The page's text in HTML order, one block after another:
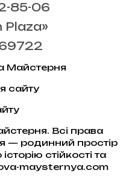
85-06
Plaza»
Майстерня
сайту
Всі права
— родинний простір
стійкості та
maysternya.com